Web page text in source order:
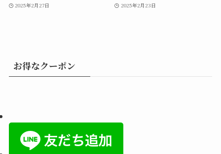
2025年2月27日 2025年2月23日
お得なクーポン